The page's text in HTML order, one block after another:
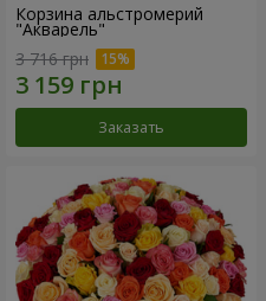
Корзина альстромерий
"Акварель"
3 716 грн
Заказать